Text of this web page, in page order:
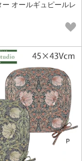
ー オールギュピールレ